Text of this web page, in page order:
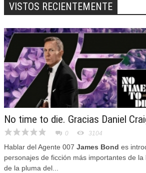
VISTOS RECIENTEMENTE
No time to die. Gracias Daniel
0 3104
Hablar del Agente 007 James Bond es
personajes de ficción más importantes de
de la pluma del...